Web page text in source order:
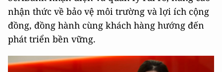
nhận thức về bảo vệ môi trường và lợi ích cộng
đồng, đồng hành cùng khách hàng hướng đến
phát triển bền vững.